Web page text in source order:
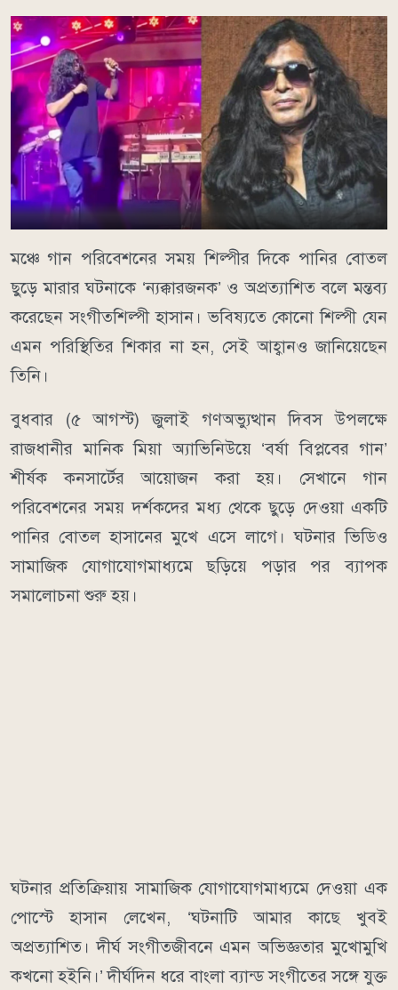
মঞ্চে গান পরিবেশনের সময় শিল্পীর দিকে পানির বোতল
ছুড়ে মারার ঘটনাকে ‘ন্যক্কারজনক’ ও অপ্রত্যাশিত বলে মন্তব্য
করেছেন সংগীতশিল্পী হাসান। ভবিষ্যতে কোনো শিল্পী যেন
এমন পরিস্থিতির শিকার না হন, সেই আহ্বানও জানিয়েছেন
তিনি।
বুধবার (৫ আগস্ট) জুলাই গণঅভ্যুত্থান দিবস উপলক্ষে
রাজধানীর মানিক মিয়া অ্যাভিনিউয়ে ‘বর্ষা বিপ্লবের গান’
শীর্ষক কনসার্টের আয়োজন করা হয়। সেখানে গান
পরিবেশনের সময় দর্শকদের মধ্য থেকে ছুড়ে দেওয়া একটি
পানির বোতল হাসানের মুখে এসে লাগে। ঘটনার ভিডিও
সামাজিক যোগাযোগমাধ্যমে ছড়িয়ে পড়ার পর ব্যাপক
সমালোচনা শুরু হয়।
ঘটনার প্রতিক্রিয়ায় সামাজিক যোগাযোগমাধ্যমে দেওয়া এক
পোস্টে হাসান লেখেন, ‘ঘটনাটি আমার কাছে খুবই
অপ্রত্যাশিত। দীর্ঘ সংগীতজীবনে এমন অভিজ্ঞতার মুখোমুখি
কখনো হইনি।’ দীর্ঘদিন ধরে বাংলা ব্যান্ড সংগীতের সঙ্গে যুক্ত